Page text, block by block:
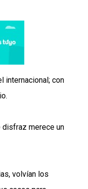
internacional; con
disfraz merece un
volvían los